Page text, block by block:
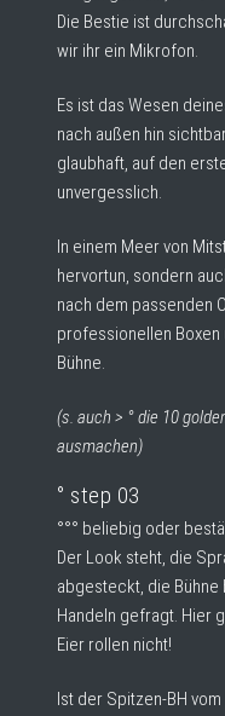
Die Bestie ist
wir ihr ein Mikrofon.
Es ist das Wesen
nach außen hin
glaubhaft, auf den
unvergesslich.
In einem Meer von
hervortun, sondern
nach dem passenden
professionellen
Bühne.
(s. auch > °die 10
ausmachen)
° step 03
°°° beliebig oder
Der Look steht, die
abgesteckt, die
Handeln gefragt. Hier
Eier rollen nicht!
Ist der Spitzen-BH